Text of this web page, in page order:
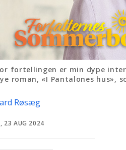
fortellingen er min dype
roman, «I Pantalones hus»,
Røsæg
23 AUG 2024